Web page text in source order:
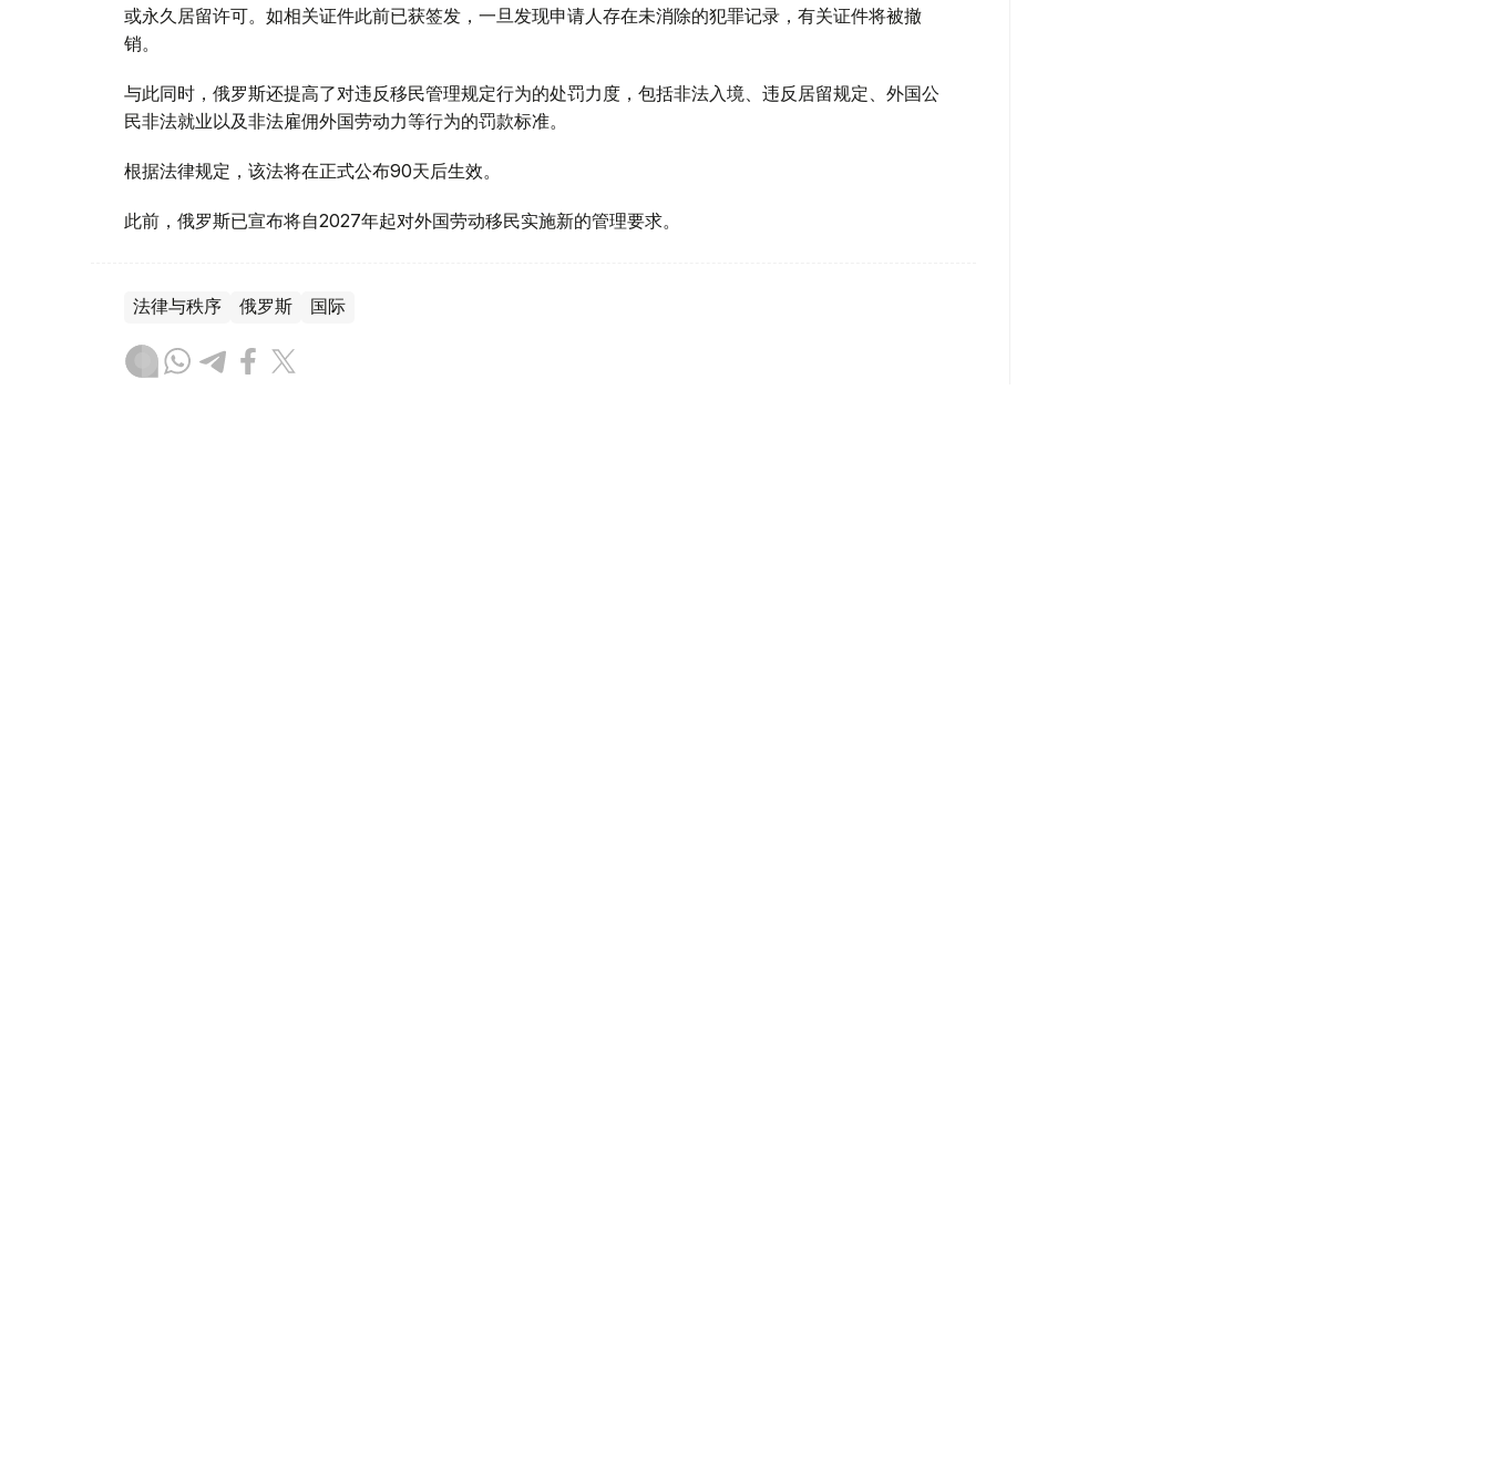
或永久居留许可。如相关证件此前已获签发，一旦发现申请人存在未消除的犯罪记录，有关证件将被撤
销。
与此同时，俄罗斯还提高了对违反移民管理规定行为的处罚力度，包括非法入境、违反居留规定、外国公
民非法就业以及非法雇佣外国劳动力等行为的罚款标准。
根据法律规定，该法将在正式公布90天后生效。
此前，俄罗斯已宣布将自2027年起对外国劳动移民实施新的管理要求。
法律与秩序 俄罗斯 国际